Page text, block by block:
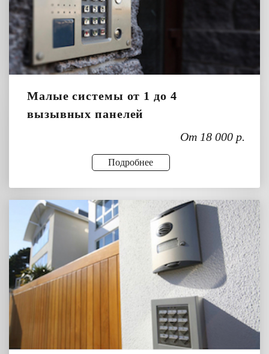
Малые системы от 1 до 4
вызывных панелей
От 18 000 р.
Подробнее